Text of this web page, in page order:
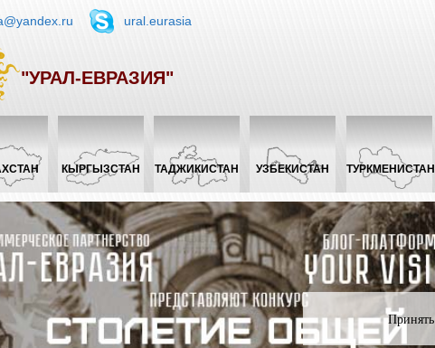
ural.eurasia
"УРАЛ-ЕВРАЗИЯ"
КЫРГЫЗСТАН ТАДЖИКИСТАН УЗБЕКИСТАН ТУРКМЕНИСТАН
Принять